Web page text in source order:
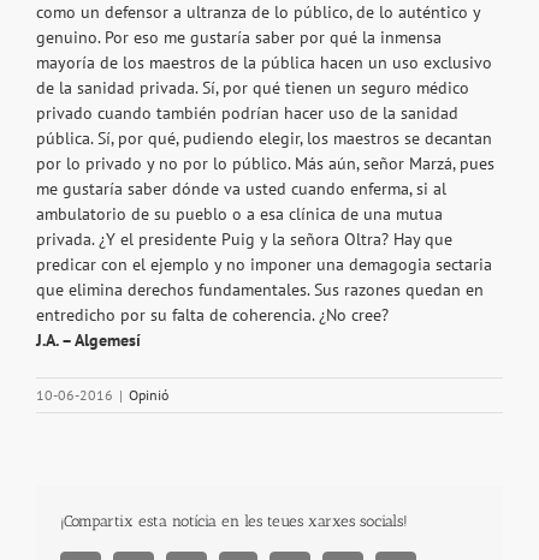
como un defensor a ultranza de lo público, de lo auténtico y
genuino. Por eso me gustaría saber por qué la inmensa
mayoría de los maestros de la pública hacen un uso exclusivo
de la sanidad privada. Sí, por qué tienen un seguro médico
privado cuando también podrían hacer uso de la sanidad
pública. Sí, por qué, pudiendo elegir, los maestros se decantan
por lo privado y no por lo público. Más aún, señor Marzá, pues
me gustaría saber dónde va usted cuando enferma, si al
ambulatorio de su pueblo o a esa clínica de una mutua
privada. ¿Y el presidente Puig y la señora Oltra? Hay que
predicar con el ejemplo y no imponer una demagogia sectaria
que elimina derechos fundamentales. Sus razones quedan en
entredicho por su falta de coherencia. ¿No cree?
J.A. – Algemesí
10-06-2016 | Opinió
¡Compartix esta notícia en les teues xarxes socials!